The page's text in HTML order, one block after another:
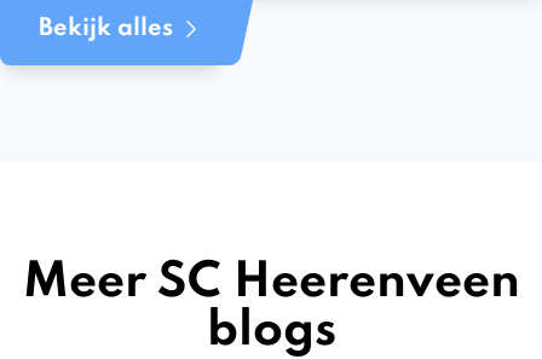
Bekijk alles
Meer SC Heerenveen
blogs